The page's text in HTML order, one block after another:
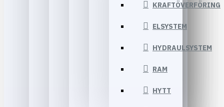
KRAFTÖVERFÖRING
ELSYSTEM
HYDRAULSYSTEM
RAM
HYTT